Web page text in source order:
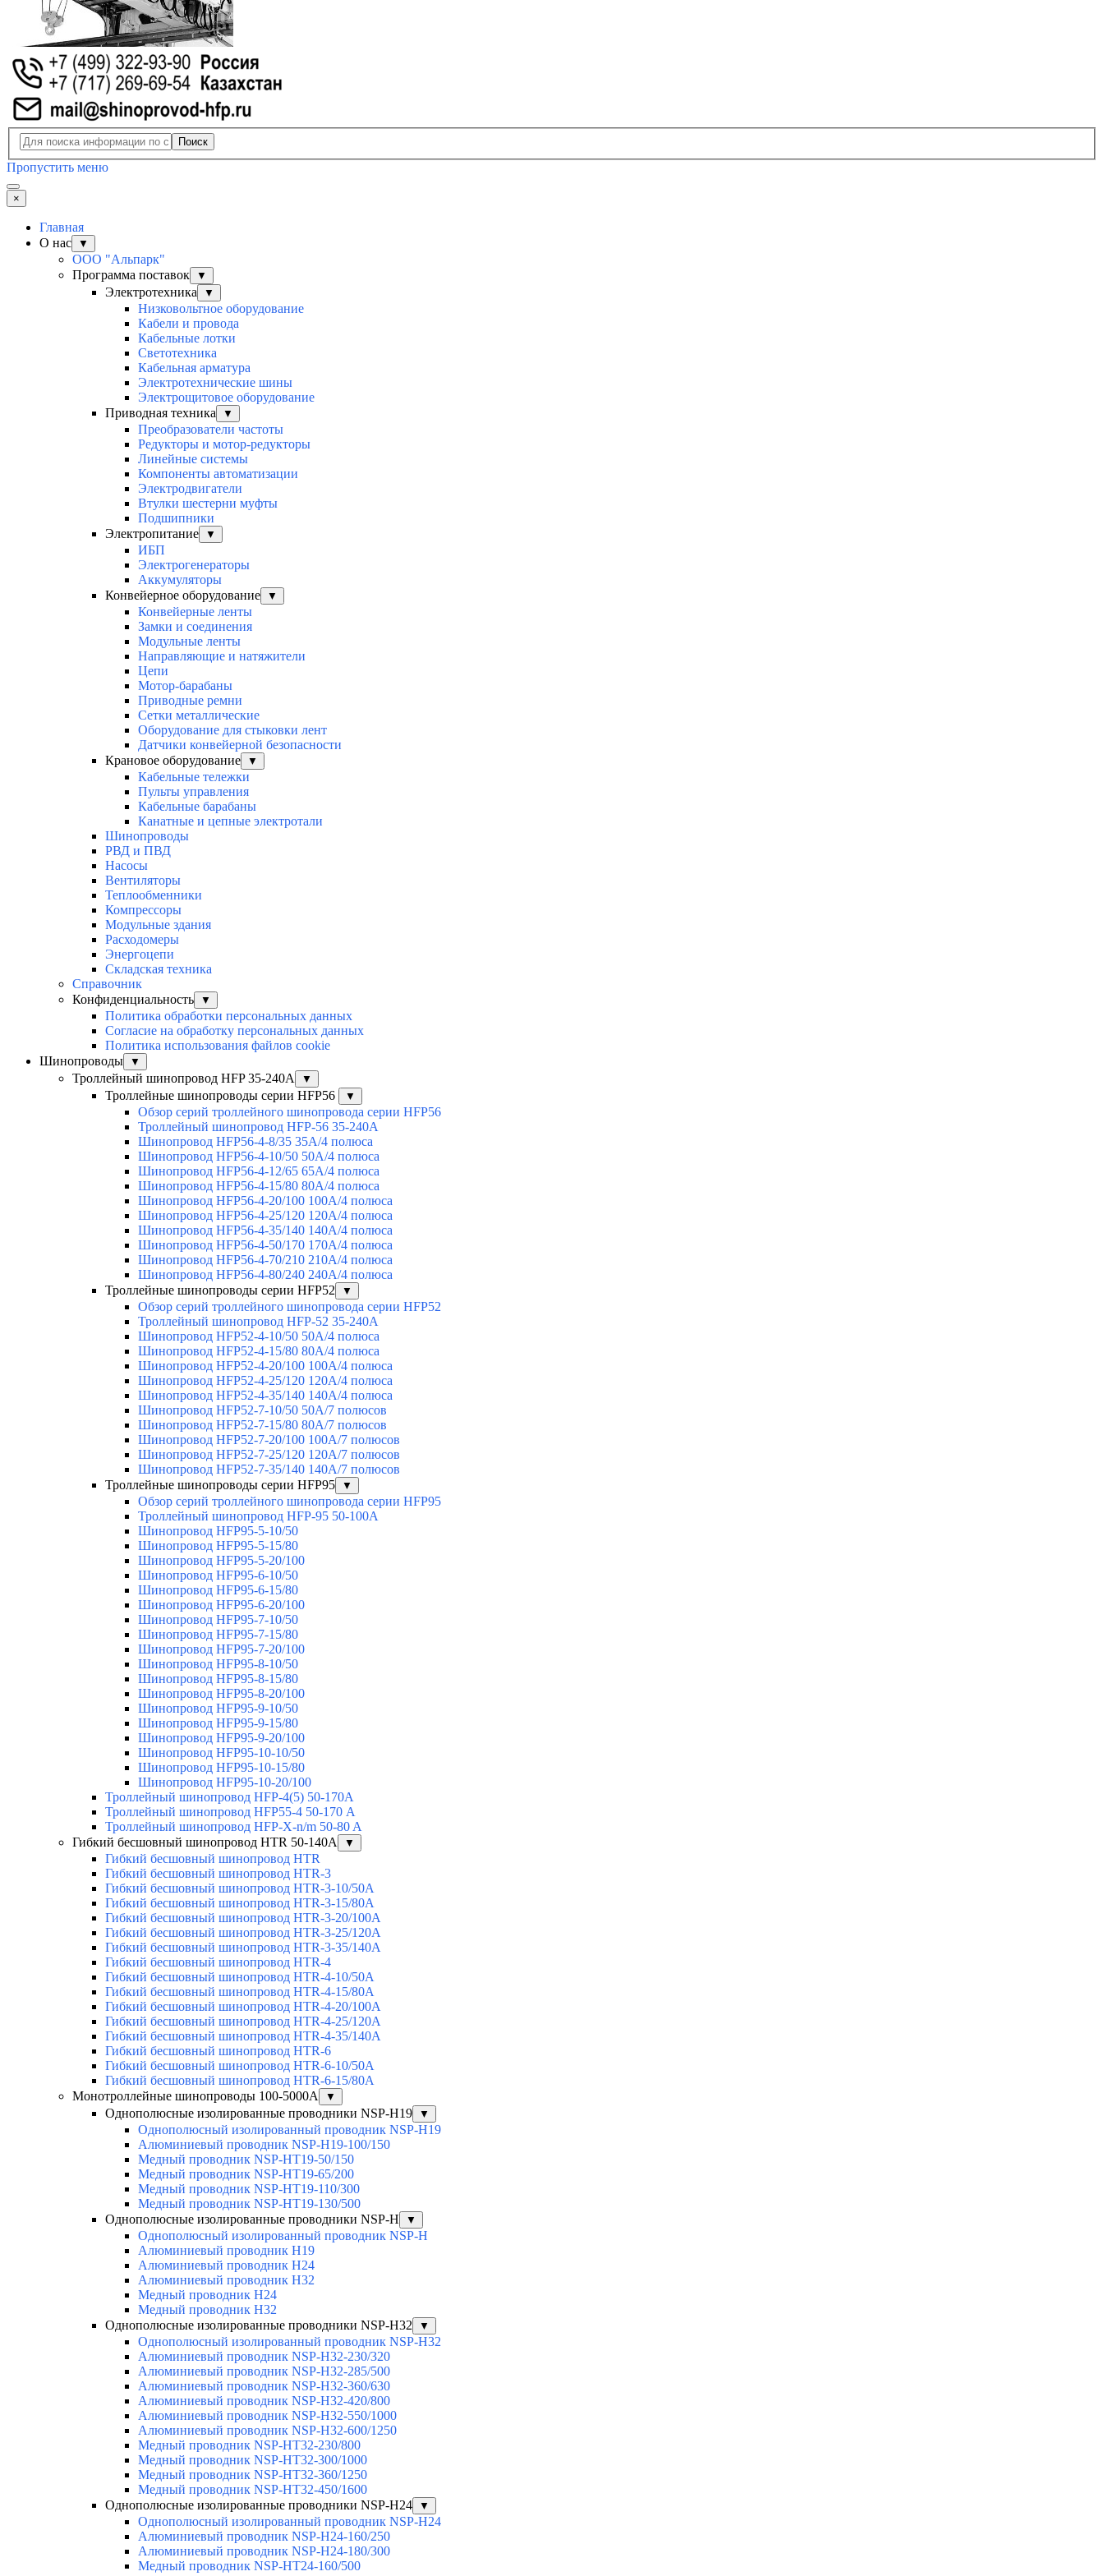
Поиск
Пропустить меню
×
Главная
О нас
▼
ООО "Альпарк"
Программа поставок
▼
Электротехника ▼
Низковольтное оборудование
Кабели и провода
Кабельные лотки
Светотехника
Кабельная арматура
Электротехнические шины
Электрощитовое оборудование
Приводная техника
▼
Преобразователи частоты
Редукторы и мотор-редукторы
Линейные системы
Компоненты автоматизации
Электродвигатели
Втулки шестерни муфты
Подшипники
Электропитание
▼
ИБП
Электрогенераторы
Аккумуляторы
Конвейерное оборудование
▼
Конвейерные ленты
Замки и соединения
Модульные ленты
Направляющие и натяжители
Цепи
Мотор-барабаны
Приводные ремни
Сетки металлические
Оборудование для стыковки лент
Датчики конвейерной безопасности
Крановое оборудование
▼
Кабельные тележки
Пульты управления
Кабельные барабаны
Канатные и цепные электротали
Шинопроводы
РВД и ПВД
Насосы
Вентиляторы
Теплообменники
Компрессоры
Модульные здания
Расходомеры
Энергоцепи
Складская техника
Справочник
Конфиденциальность
▼
Политика обработки персональных данных
Согласие на обработку персональных данных
Политика использования файлов cookie
Шинопроводы
▼
Троллейный шинопровод HFP 35-240А ▼
Троллейные шинопроводы серии HFP56 ▼
Обзор серий троллейного шинопровода серии HFP56
Троллейный шинопровод HFP-56 35-240А
Шинопровод HFP56-4-8/35 35А/4 полюса
Шинопровод HFP56-4-10/50 50А/4 полюса
Шинопровод HFP56-4-12/65 65А/4 полюса
Шинопровод HFP56-4-15/80 80А/4 полюса
Шинопровод HFP56-4-20/100 100А/4 полюса
Шинопровод HFP56-4-25/120 120А/4 полюса
Шинопровод HFP56-4-35/140 140А/4 полюса
Шинопровод HFP56-4-50/170 170А/4 полюса
Шинопровод HFP56-4-70/210 210А/4 полюса
Шинопровод HFP56-4-80/240 240А/4 полюса
Троллейные шинопроводы серии HFP52
▼
Обзор серий троллейного шинопровода серии HFP52
Троллейный шинопровод HFP-52 35-240А
Шинопровод HFP52-4-10/50 50A/4 полюса
Шинопровод HFP52-4-15/80 80A/4 полюса
Шинопровод HFP52-4-20/100 100А/4 полюса
Шинопровод HFP52-4-25/120 120А/4 полюса
Шинопровод HFP52-4-35/140 140А/4 полюса
Шинопровод HFP52-7-10/50 50А/7 полюсов
Шинопровод HFP52-7-15/80 80А/7 полюсов
Шинопровод HFP52-7-20/100 100А/7 полюсов
Шинопровод HFP52-7-25/120 120А/7 полюсов
Шинопровод HFP52-7-35/140 140А/7 полюсов
Троллейные шинопроводы серии HFP95
▼
Обзор серий троллейного шинопровода серии HFP95
Троллейный шинопровод HFP-95 50-100А
Шинопровод HFP95-5-10/50
Шинопровод HFP95-5-15/80
Шинопровод HFP95-5-20/100
Шинопровод HFP95-6-10/50
Шинопровод HFP95-6-15/80
Шинопровод HFP95-6-20/100
Шинопровод HFP95-7-10/50
Шинопровод HFP95-7-15/80
Шинопровод HFP95-7-20/100
Шинопровод HFP95-8-10/50
Шинопровод HFP95-8-15/80
Шинопровод HFP95-8-20/100
Шинопровод HFP95-9-10/50
Шинопровод HFP95-9-15/80
Шинопровод HFP95-9-20/100
Шинопровод HFP95-10-10/50
Шинопровод HFP95-10-15/80
Шинопровод HFP95-10-20/100
Троллейный шинопровод HFP-4(5) 50-170A
Троллейный шинопровод HFP55-4 50-170 А
Троллейный шинопровод HFP-X-n/m 50-80 A
Гибкий бесшовный шинопровод HTR 50-140А
▼
Гибкий бесшовный шинопровод HTR
Гибкий бесшовный шинопровод HTR-3
Гибкий бесшовный шинопровод HTR-3-10/50A
Гибкий бесшовный шинопровод HTR-3-15/80A
Гибкий бесшовный шинопровод HTR-3-20/100A
Гибкий бесшовный шинопровод HTR-3-25/120A
Гибкий бесшовный шинопровод HTR-3-35/140A
Гибкий бесшовный шинопровод HTR-4
Гибкий бесшовный шинопровод HTR-4-10/50A
Гибкий бесшовный шинопровод HTR-4-15/80A
Гибкий бесшовный шинопровод HTR-4-20/100A
Гибкий бесшовный шинопровод HTR-4-25/120A
Гибкий бесшовный шинопровод HTR-4-35/140A
Гибкий бесшовный шинопровод HTR-6
Гибкий бесшовный шинопровод HTR-6-10/50A
Гибкий бесшовный шинопровод HTR-6-15/80A
Монотроллейные шинопроводы 100-5000А
▼
Однополюсные изолированные проводники NSP-H19 ▼
Однополюсный изолированный проводник NSP-H19
Алюминиевый проводник NSP-H19-100/150
Медный проводник NSP-HT19-50/150
Медный проводник NSP-HT19-65/200
Медный проводник NSP-HT19-110/300
Медный проводник NSP-HT19-130/500
Однополюсные изолированные проводники NSP-H
▼
Однополюсный изолированный проводник NSP-H
Алюминиевый проводник H19
Алюминиевый проводник H24
Алюминиевый проводник H32
Медный проводник H24
Медный проводник H32
Однополюсные изолированные проводники NSP-H32
▼
Однополюсный изолированный проводник NSP-H32
Алюминиевый проводник NSP-H32-230/320
Алюминиевый проводник NSP-H32-285/500
Алюминиевый проводник NSP-H32-360/630
Алюминиевый проводник NSP-H32-420/800
Алюминиевый проводник NSP-H32-550/1000
Алюминиевый проводник NSP-H32-600/1250
Медный проводник NSP-HT32-230/800
Медный проводник NSP-HT32-300/1000
Медный проводник NSP-HT32-360/1250
Медный проводник NSP-HT32-450/1600
Однополюсные изолированные проводники NSP-H24
▼
Однополюсный изолированный проводник NSP-H24
Алюминиевый проводник NSP-H24-160/250
Алюминиевый проводник NSP-H24-180/300
Медный проводник NSP-HT24-160/500